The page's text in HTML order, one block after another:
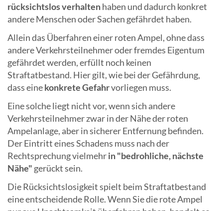
rücksichtslos verhaltenhaben und dadurch konkret
andere Menschen oder Sachen gefährdet haben.
Allein das Überfahren einer roten Ampel, ohne dass
andere Verkehrsteilnehmer oder fremdes Eigentum
gefährdet werden, erfüllt noch keinen
Straftatbestand. Hier gilt, wie bei der Gefährdung,
dass einekonkrete Gefahrvorliegen muss.
Eine solche liegt nicht vor, wenn sich andere
Verkehrsteilnehmer zwar in der Nähe der roten
Ampelanlage, aber in sicherer Entfernung befinden.
Der Eintritt eines Schadens muss nach der
Rechtsprechung vielmehrin "bedrohliche, nächste
Nähe" gerückt sein.
Die Rücksichtslosigkeit spielt beim Straftatbestand
eine entscheidende Rolle. Wenn Sie die rote Ampel